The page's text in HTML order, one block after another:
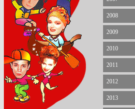
2008
2009
2010
2011
2012
2013